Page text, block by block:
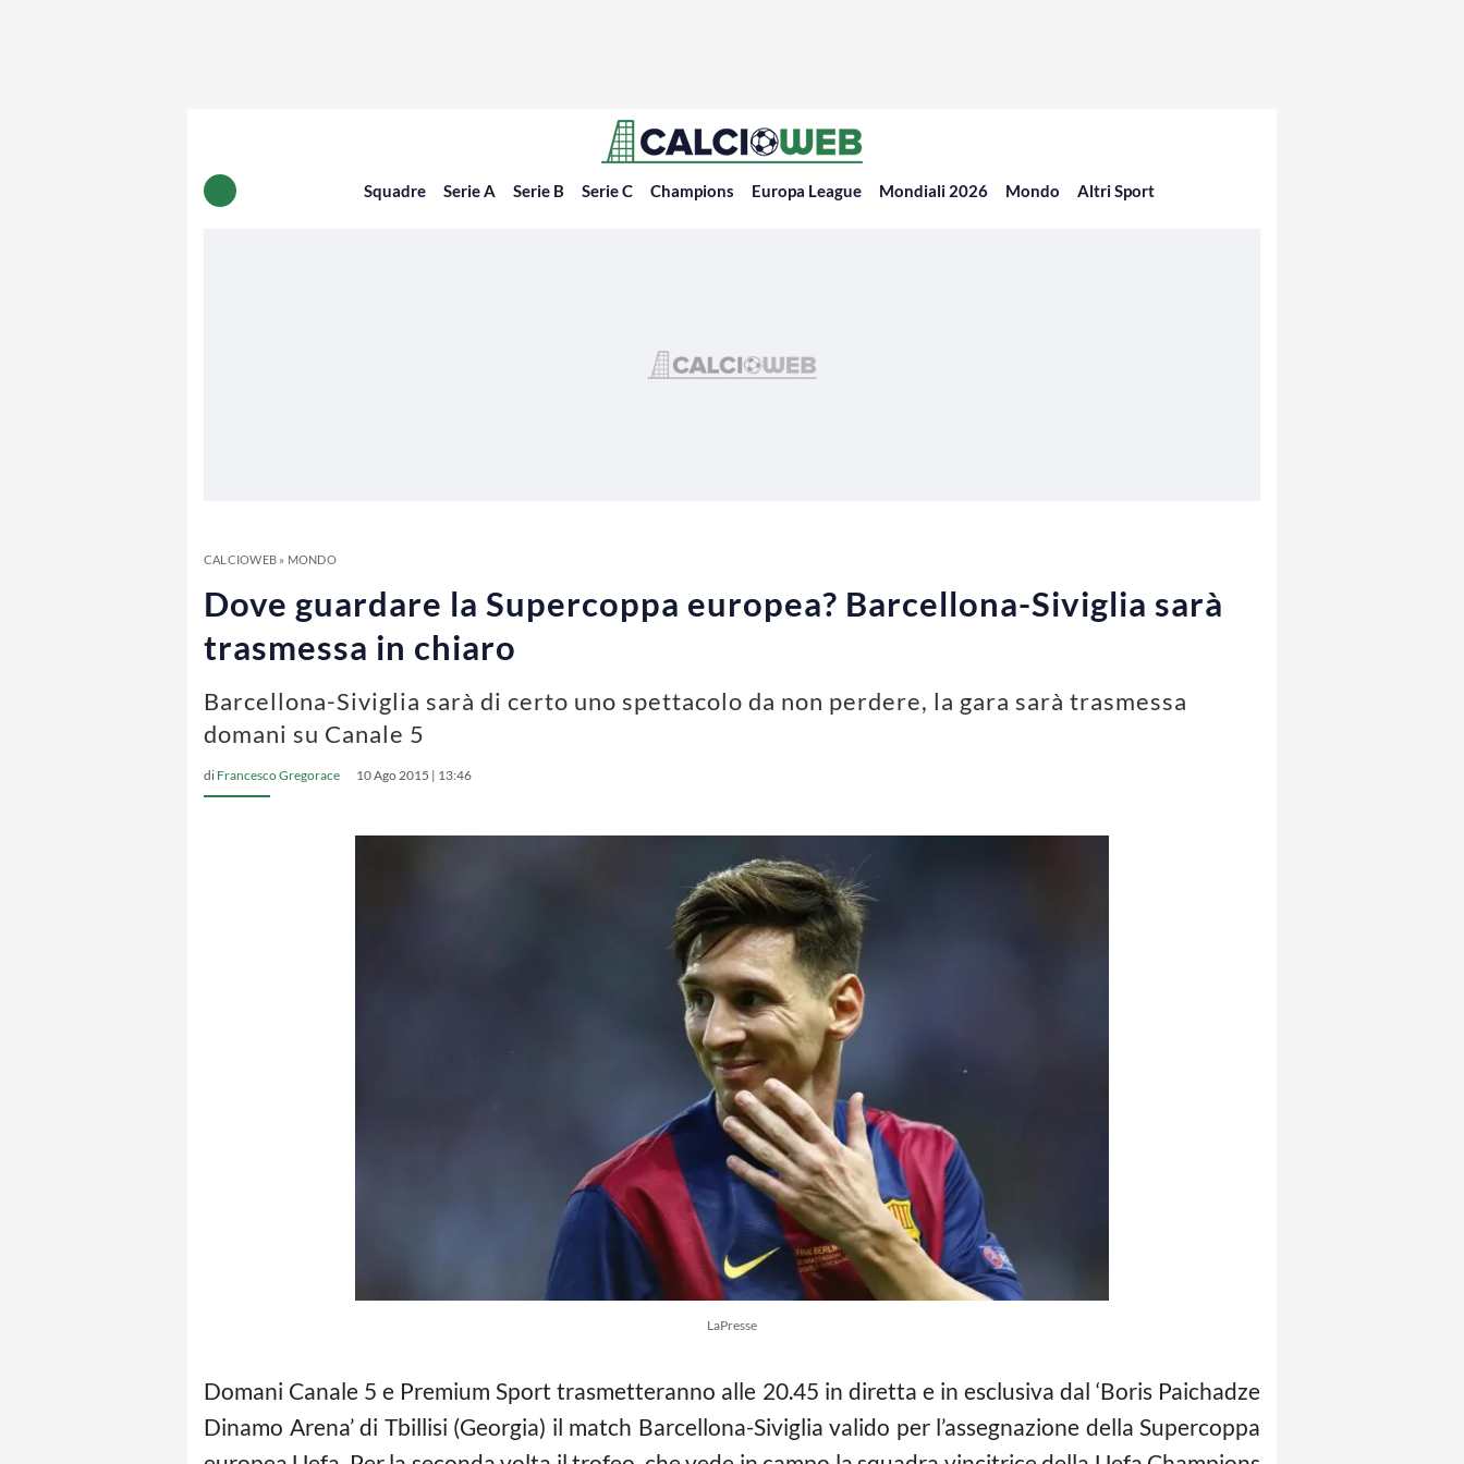
Squadre Serie A Serie B Serie C Champions Europa League Mondiali 2026 Mondo Altri Sport
CALCIOWEB» MONDO
Dove guardare la Supercoppa europea? Barcellona-Siviglia sarà
trasmessa in chiaro
Barcellona-Siviglia sarà di certo uno spettacolo da non perdere, la gara sarà trasmessa
domani su Canale 5
di Francesco Gregorace 10 Ago 2015 | 13:46
LaPresse
Domani Canale 5 e Premium Sport trasmetteranno alle 20.45 in diretta e in esclusiva dal ‘Boris Paichadze
Dinamo Arena’ di Tbillisi (Georgia) il match Barcellona-Siviglia valido per l’assegnazione della Supercoppa